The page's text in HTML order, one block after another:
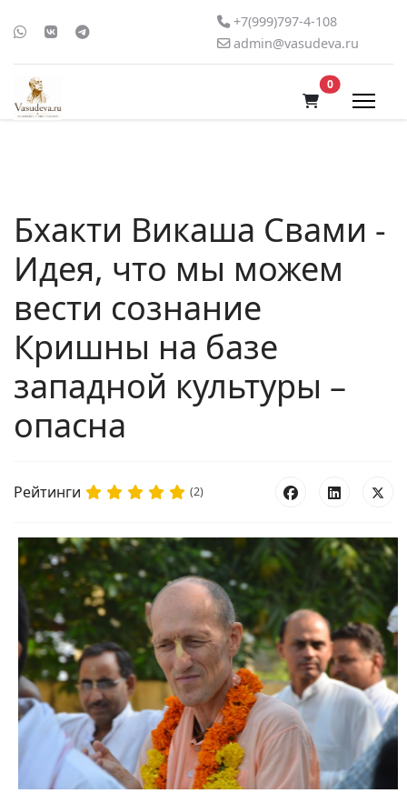
+7(999)797-4-108
admin@vasudeva.ru
0В корзину
Бхакти Викаша Свами -
Идея, что мы можем
вести сознание
Кришны на базе
западной культуры –
опасна
Рейтинги (2)